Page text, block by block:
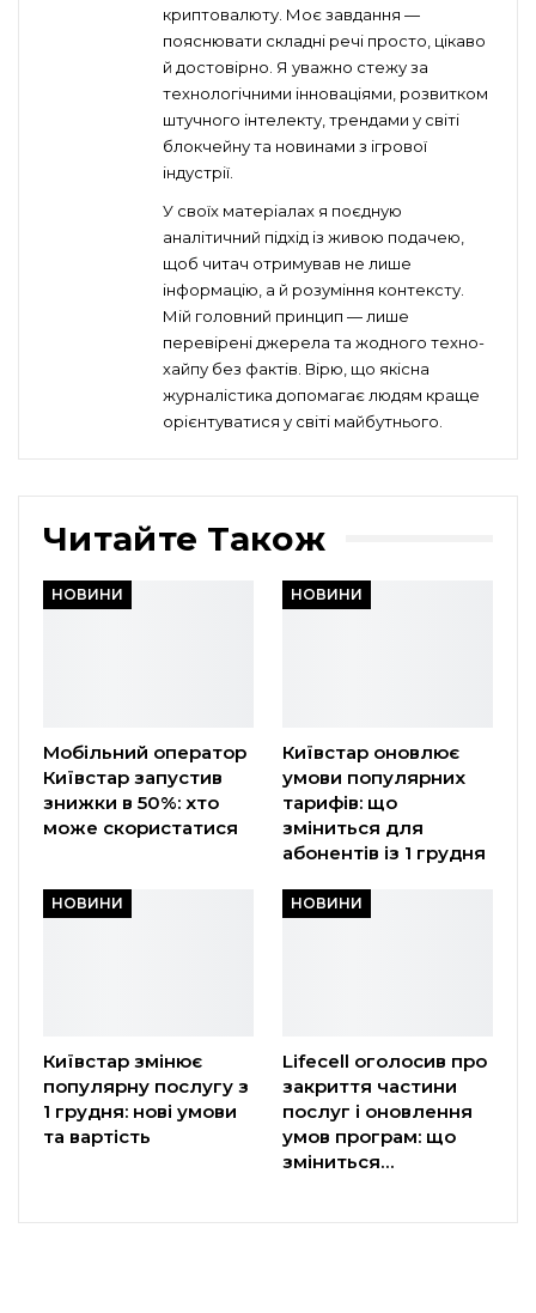
криптовалюту. Моє завдання —
пояснювати складні речі просто, цікаво
й достовірно. Я уважно стежу за
технологічними інноваціями, розвитком
штучного інтелекту, трендами у світі
блокчейну та новинами з ігрової
індустрії.
У своїх матеріалах я поєдную
аналітичний підхід із живою подачею,
щоб читач отримував не лише
інформацію, а й розуміння контексту.
Мій головний принцип — лише
перевірені джерела та жодного техно-
хайпу без фактів. Вірю, що якісна
журналістика допомагає людям краще
орієнтуватися у світі майбутнього.
Читайте Також
НОВИНИ
Мобільний оператор
Київстар запустив
знижки в 50%: хто
може скористатися
НОВИНИ
Київстар оновлює
умови популярних
тарифів: що
зміниться для
абонентів із 1 грудня
НОВИНИ
Київстар змінює
популярну послугу з
1 грудня: нові умови
та вартість
НОВИНИ
Lifecell оголосив про
закриття частини
послуг і оновлення
умов програм: що
зміниться…